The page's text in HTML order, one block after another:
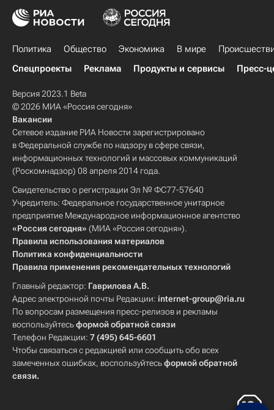
Политика Общество Экономика В мире
Спецпроекты
Реклама Продукты и сервисы Пресс-
Версия 2023.1 Beta
© 2026 МИА «Россия сегодня»
Вакансии
Сетевое издание РИА Новости зарегистрировано
в Федеральной службе по надзору в сфере связи,
информационных технологий и массовых коммуникаций
(Роскомнадзор) 08 апреля 2014 года.
Свидетельство о регистрации Эл № ФС77-57640
Учредитель: Федеральное государственное унитарное
предприятие Международное информационное агентство
«Россия сегодня» (МИА «Россия сегодня»).
Правила использования материалов
Политика конфиденциальности
Правила применения рекомендательных технологий
Главный редактор: Гаврилова А.В.
Адрес электронной почты Редакции: internet-group@ria.ru
По вопросам размещения пресс-релизов и рекламы
воспользуйтесьформой обратной связи
Телефон Редакции: 7 (495) 645-6601
Чтобы связаться с редакцией или сообщить обо всех
замеченных ошибках, воспользуйтесьформой обратной
связи.